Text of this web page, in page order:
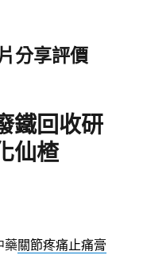
分享評價
鐵回收研
仙楂
藥關節疼痛止痛膏